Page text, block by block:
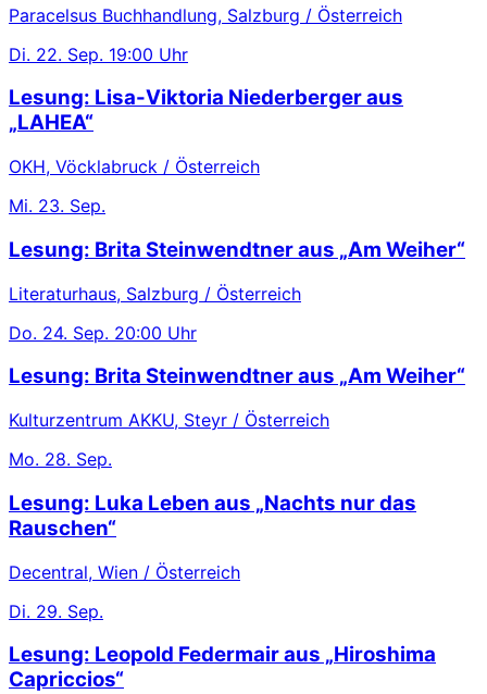
Paracelsus Buchhandlung, Salzburg / Österreich
Di. 22. Sep. 19:00 Uhr
Lesung: Lisa-Viktoria Niederberger aus
„LAHEA“
OKH, Vöcklabruck / Österreich
Mi. 23. Sep.
Lesung: Brita Steinwendtner aus „Am Weiher“
Literaturhaus, Salzburg / Österreich
Do. 24. Sep. 20:00 Uhr
Lesung: Brita Steinwendtner aus „Am Weiher“
Kulturzentrum AKKU, Steyr / Österreich
Mo. 28. Sep.
Lesung: Luka Leben aus „Nachts nur das
Rauschen“
Decentral, Wien / Österreich
Di. 29. Sep.
Lesung: Leopold Federmair aus „Hiroshima
Capriccios“